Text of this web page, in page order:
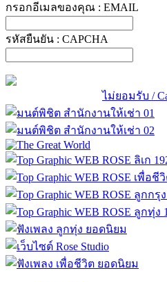
กรอกอีเมลของคุณ : EMAIL
รหัสยืนยัน : CAPCHA
ไม่ยอมรับ /